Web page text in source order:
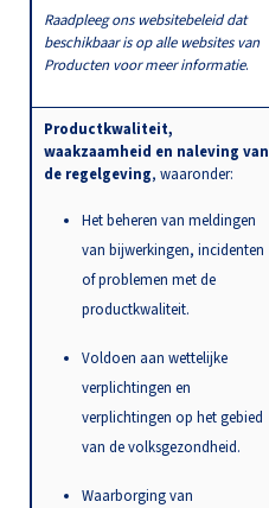
Raadpleeg ons websitebeleid dat
beschikbaar is op alle websites van
Producten voor meer informatie.
Productkwaliteit,
waakzaamheid en naleving van
de regelgeving, waaronder:
Het beheren van meldingen
van bijwerkingen, incidenten
of problemen met de
productkwaliteit.
Voldoen aan wettelijke
verplichtingen en
verplichtingen op het gebied
van de volksgezondheid.
Waarborging van